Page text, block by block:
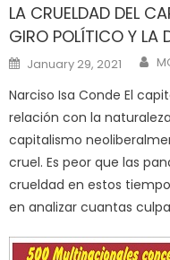
LA CRUELDAD DEL
GIRO POLÍTICO Y LA
Posted
on
January 29, 2021
Narciso Isa Conde El
relación con la
capitalismo
cruel. Es peor que las
crueldad en estos
en analizar cuantas